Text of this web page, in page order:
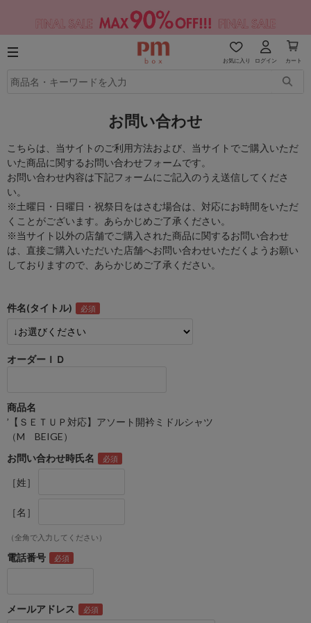
お気に入り ログイン カート
お問い合わせ
こちらは、当サイトのご利用方法および、当サイトでご購入いただ
いた商品に関するお問い合わせフォームです。
お問い合わせ内容は下記フォームにご記入のうえ送信してくださ
い。
※土曜日・日曜日・祝祭日をはさむ場合は、対応にお時間をいただ
くことがございます。あらかじめご了承ください。
※当サイト以外の店舗でご購入された商品に関するお問い合わせ
は、直接ご購入いただいた店舗へお問い合わせいただくようお願い
しておりますので、あらかじめご了承ください。
件名(タイトル)
オーダーＩＤ
商品名
’【ＳＥＴＵＰ対応】アソート開衿ミドルシャツ
（M BEIGE）
お問い合わせ時氏名
［姓］
［名］
（全角で入力してください）
電話番号
メールアドレス